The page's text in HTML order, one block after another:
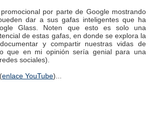
por parte de Google mostrando
dar a sus gafas inteligentes que ha
Glass. Noten que esto es solo una
de estas gafas, en donde se explora la
y compartir nuestras vidas de
que en mi opinión sería genial para una
sociales).
enlace YouTube)...